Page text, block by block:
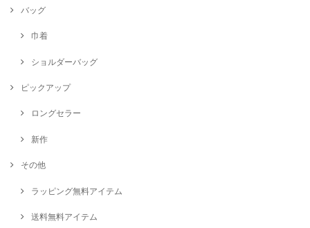
バッグ
巾着
ショルダーバッグ
ピックアップ
ロングセラー
新作
その他
ラッピング無料アイテム
送料無料アイテム